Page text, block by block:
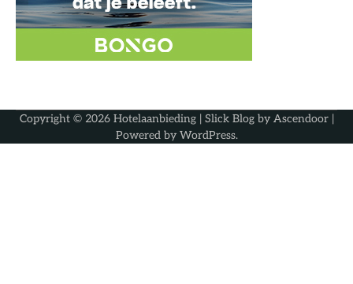
Copyright © 2026 Hotelaanbieding| Slick Blog by Ascendoor|
Powered by WordPress.